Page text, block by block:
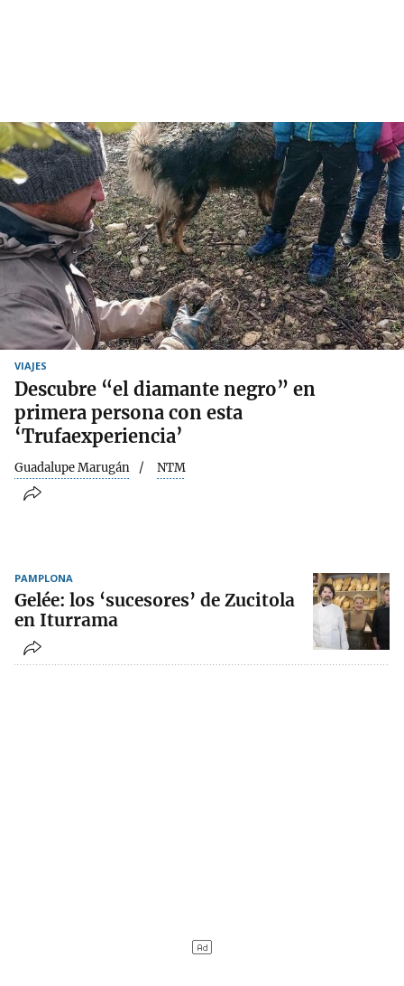
VIAJES
Descubre “el diamante negro” en
primera persona con esta
‘Trufaexperiencia’
Guadalupe Marugán NTM
PAMPLONA
Gelée: los ‘sucesores’ de Zucitola
en Iturrama